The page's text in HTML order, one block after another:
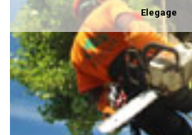
Elegage